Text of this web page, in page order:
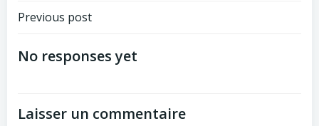
Post
navigation
Previous post
No responses yet
Laisser un commentaire